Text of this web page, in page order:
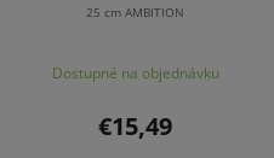
25 cm AMBITION
Dostupné na objednávku
€15,49